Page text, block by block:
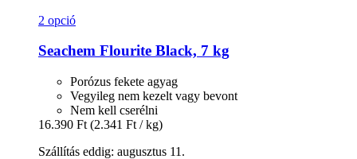
2 opció
Seachem Flourite Black, 7 kg
Porózus fekete agyag
Vegyileg nem kezelt vagy bevont
Nem kell cserélni
16.390 Ft (2.341 Ft / kg)
Szállítás eddig: augusztus 11.